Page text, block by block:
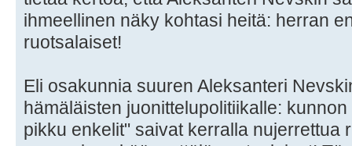
ihmeellinen näky kohtasi heitä: herran
ruotsalaiset!
Eli osakunnia suuren Aleksanteri
hämäläisten juonittelupolitiikalle:
pikku enkelit" saivat kerralla nujerrettua